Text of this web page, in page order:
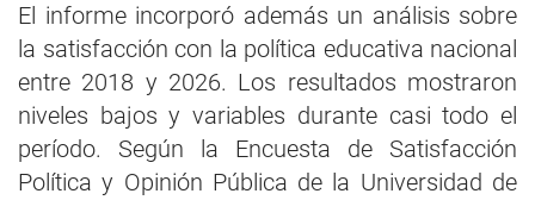
El informe incorporó además un análisis sobre
la satisfacción con la política educativa nacional
entre 2018 y 2026. Los resultados mostraron
niveles bajos y variables durante casi todo el
período. Según la Encuesta de Satisfacción
Política y Opinión Pública de la Universidad de